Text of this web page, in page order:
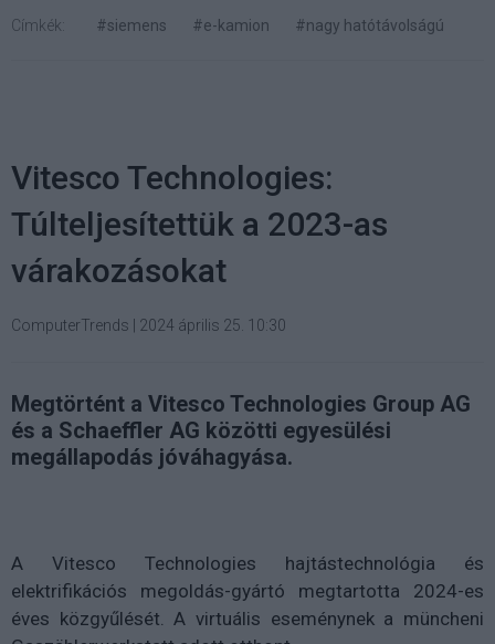
Címkék: #siemens #e-kamion #nagy hatótávolságú
Vitesco Technologies:
Túlteljesítettük a 2023-as
várakozásokat
ComputerTrends 2024 április 25. 10:30
Megtörtént a Vitesco Technologies Group AG
és a Schaeffler AG közötti egyesülési
megállapodás jóváhagyása.
A Vitesco Technologies hajtástechnológia és
elektrifikációs megoldás-gyártó megtartotta 2024-es
éves közgyűlését. A virtuális eseménynek a müncheni